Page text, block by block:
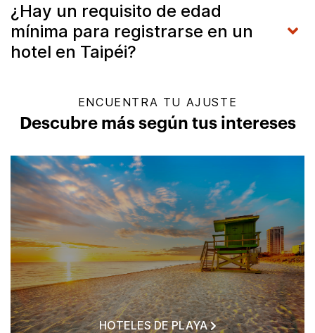
¿Hay un requisito de edad
mínima para registrarse en un
hotel en Taipéi?
ENCUENTRA TU AJUSTE
Descubre más según tus intereses
HOTELES DE PLAYA